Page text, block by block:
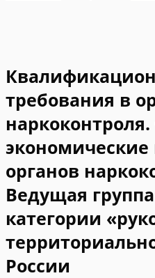
требования в
органов
Ведущая
категории
России